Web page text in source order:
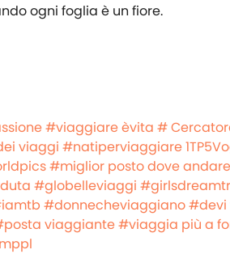
ogni foglia è un fiore.
#viaggiare èvita #
viaggi #natiperviaggiare
#miglior posto dove andare
#globelleviaggi
#donnecheviaggiano#devi
viaggiante#viaggia più a